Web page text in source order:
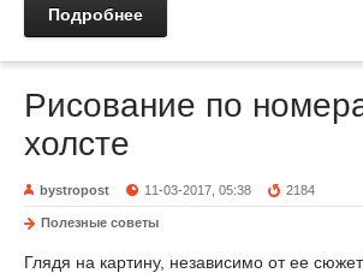
Подробнее
Рисование по
холсте
bystropost 11-03-2017, 05:38 2184
Полезные советы
Глядя на картину, независимо от ее